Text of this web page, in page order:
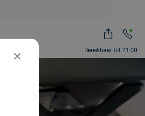
Bereikbaar tot 21:00